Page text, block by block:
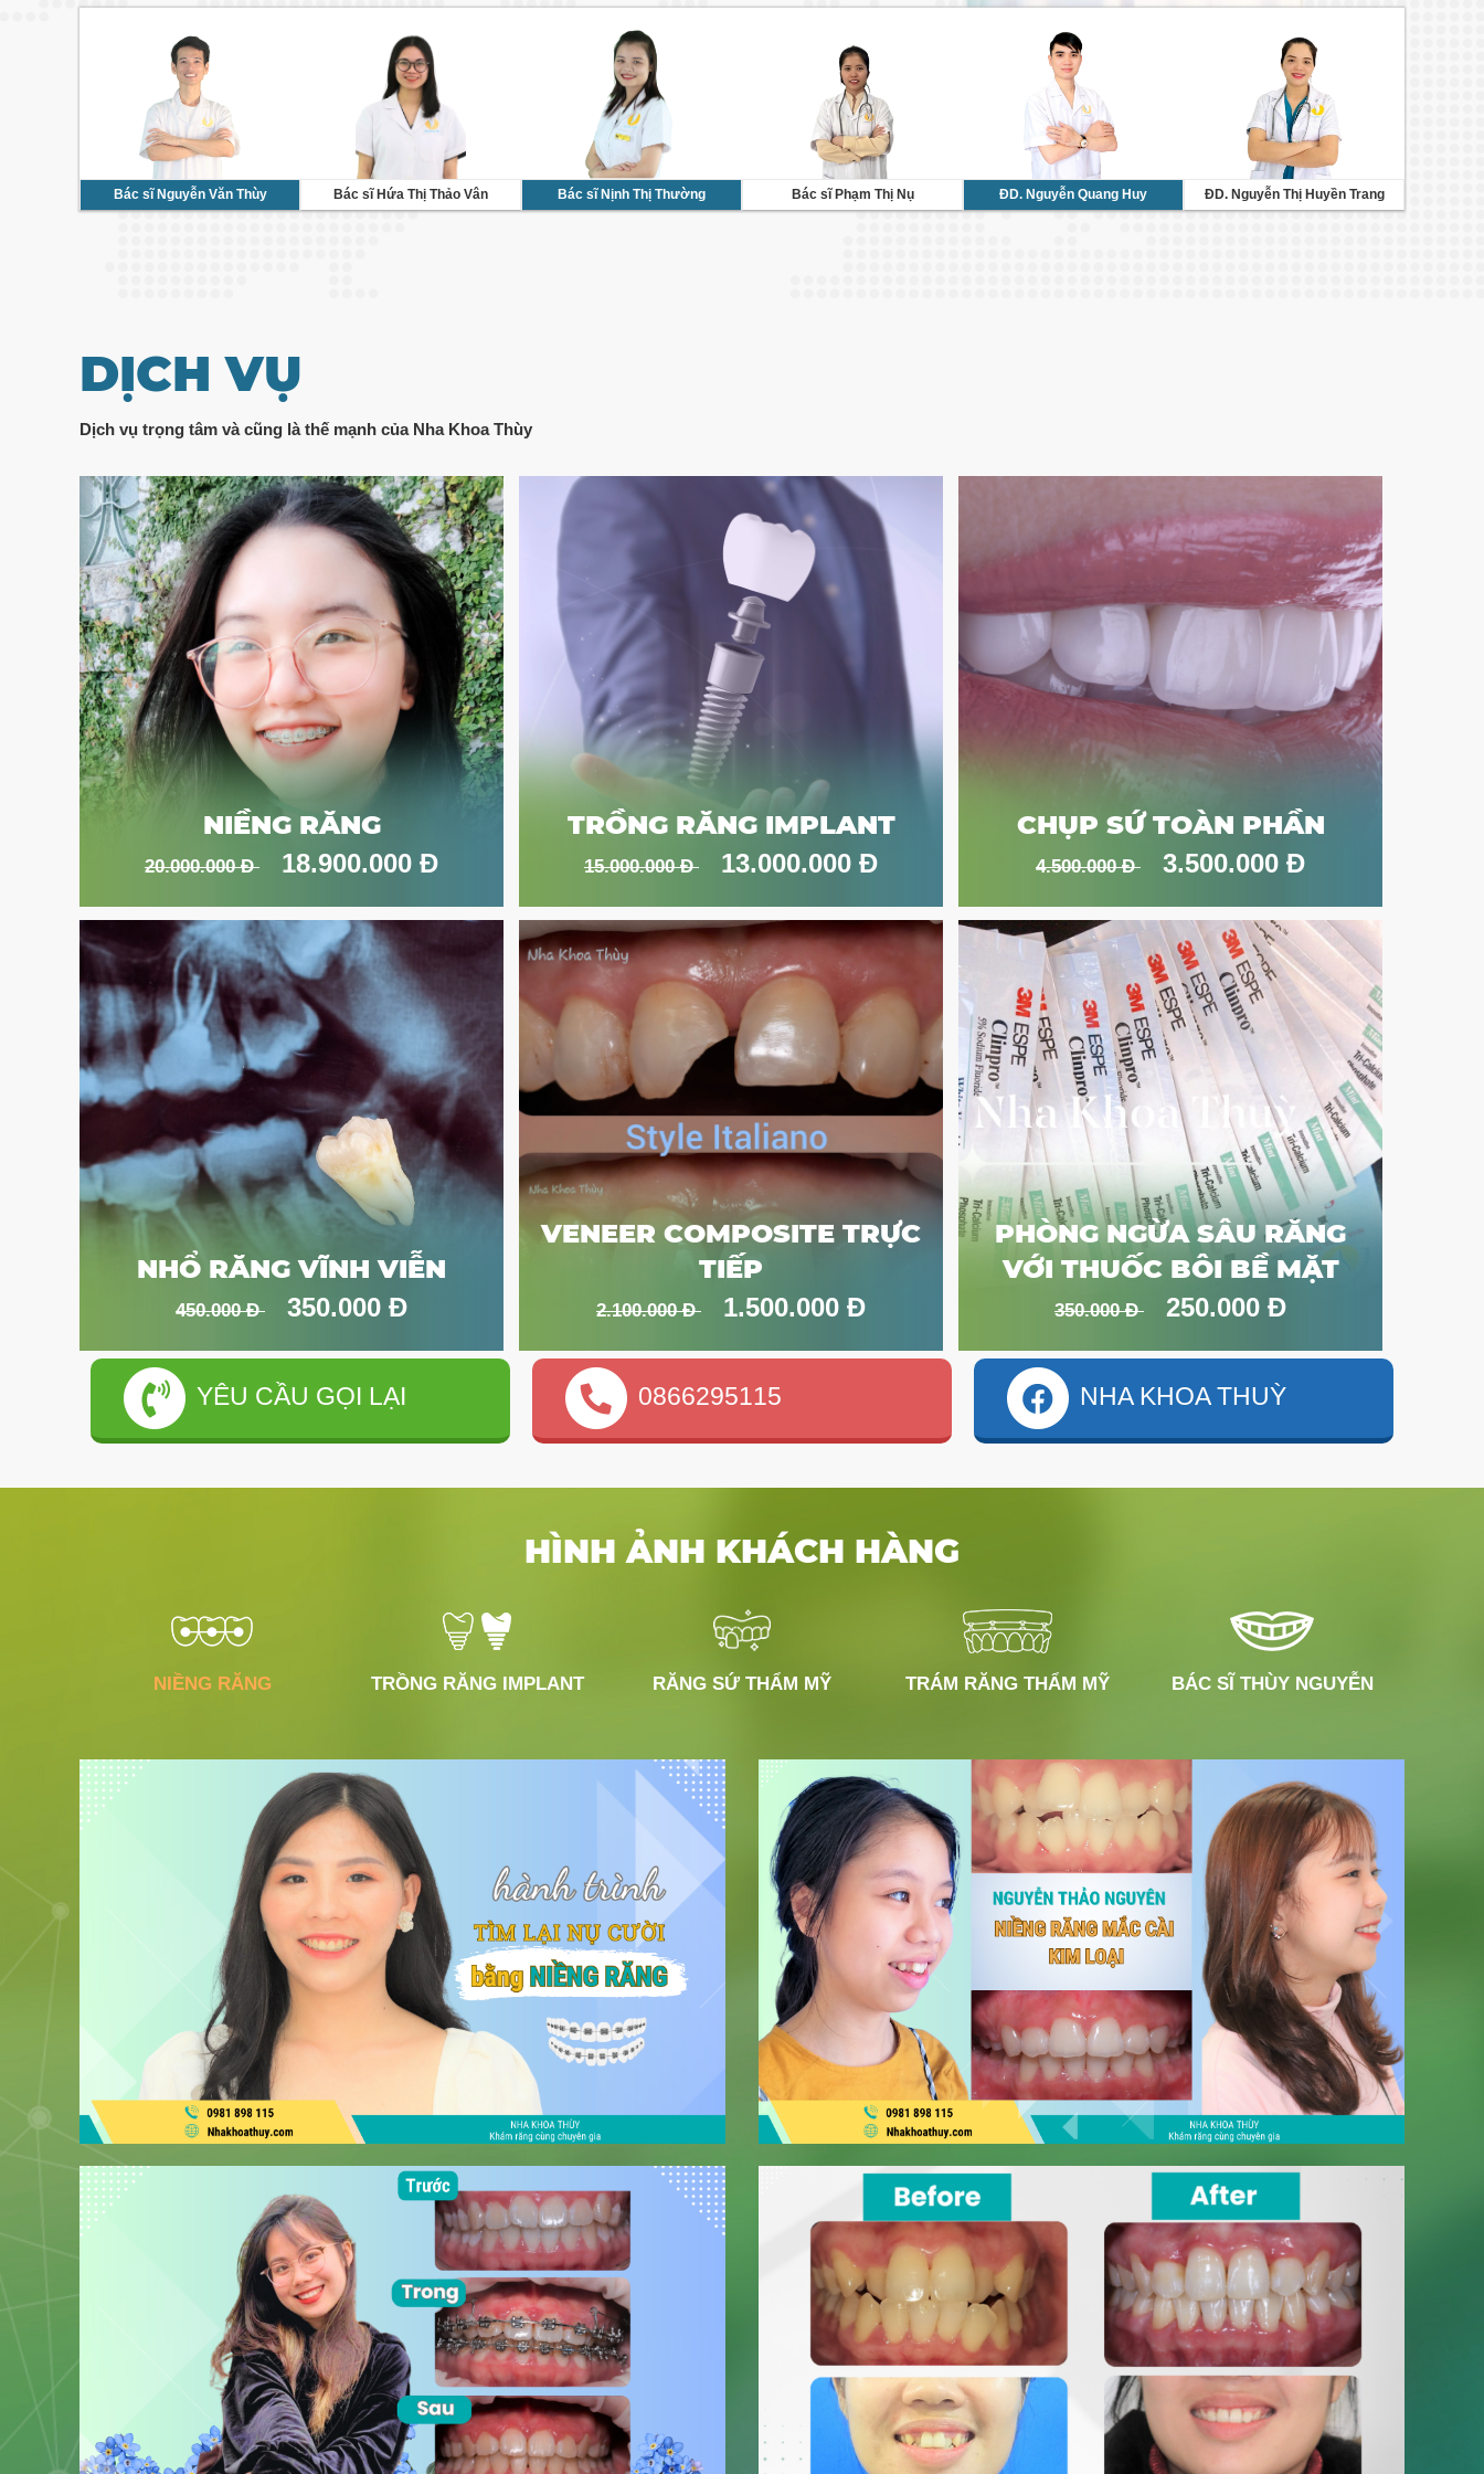
Bác sĩ Nguyễn Văn Thùy Bác sĩ Hứa Thị Thảo Vân Bác sĩ Nịnh Thị Thường Bác sĩ Phạm Thị Nụ ĐD. Nguyễn Quang Huy ĐD. Nguyễn Thị Huyền Trang
DỊCH VỤ
Dịch vụ trọng tâm và cũng là thế mạnh của Nha Khoa Thùy
NIỀNG RĂNG
20.000.000 Đ 18.900.000 Đ
TRỒNG RĂNG IMPLANT
15.000.000 Đ 13.000.000 Đ
CHỤP SỨ TOÀN PHẦN
4.500.000 Đ 3.500.000 Đ
NHỔ RĂNG VĨNH VIỄN
450.000 Đ 350.000 Đ
VENEER COMPOSITE TRỰC
TIẾP
2.100.000 Đ 1.500.000 Đ
PHÒNG NGỪA SÂU RĂNG
VỚI THUỐC BÔI BỀ MẶT
350.000 Đ 250.000 Đ
YÊU CẦU GỌI LẠI 0866295115 NHA KHOA THUỲ
HÌNH ẢNH KHÁCH HÀNG
NIỀNG RĂNG TRỒNG RĂNG IMPLANT RĂNG SỨ THẨM MỸ TRÁM RĂNG THẨM MỸ BÁC SĨ THÙY NGUYỄN